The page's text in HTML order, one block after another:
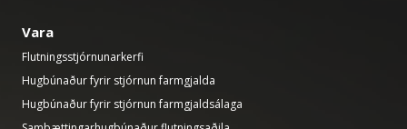
Vara
Flutningsstjórnunarkerfi
Hugbúnaður fyrir stjórnun farmgjalda
Hugbúnaður fyrir stjórnun farmgjaldsálaga